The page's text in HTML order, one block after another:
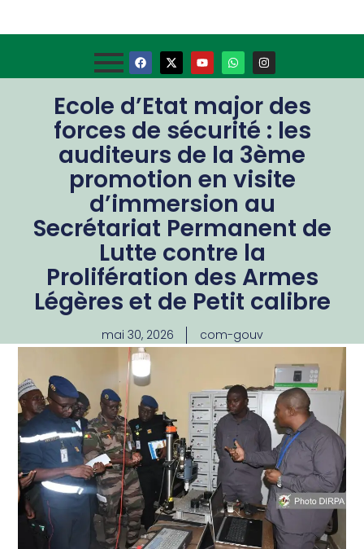
Ecole d’Etat major des
forces de sécurité : les
auditeurs de la 3ème
promotion en visite
d’immersion au
Secrétariat Permanent de
Lutte contre la
Prolifération des Armes
Légères et de Petit calibre
mai 30, 2026 com-gouv